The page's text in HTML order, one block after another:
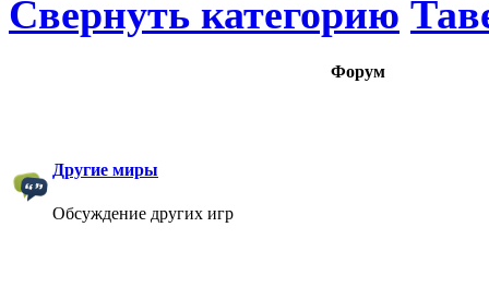
Свернуть категорию
Форум
Другие миры
Обсуждение других игр